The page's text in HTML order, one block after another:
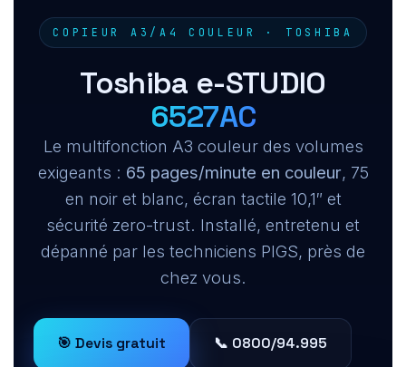
COPIEUR A3/A4 COULEUR · TOSHIBA
Toshiba e-STUDIO
6527AC
Le multifonction A3 couleur des volumes
exigeants : 65 pages/minute en couleur, 75
en noir et blanc, écran tactile 10,1″ et
sécurité zero-trust. Installé, entretenu et
dépanné par les techniciens PIGS, près de
chez vous.
🎯 Devis gratuit 📞 0800/94.995